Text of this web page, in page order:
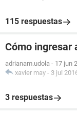
115 respuestas
Cómo ingresar
adrianam.udola - 17 jun
xavier may - 3 jul
3 respuestas